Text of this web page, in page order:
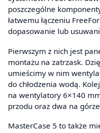
poszczególne
łatwemu łączeniu
dopasowanie lub
Pierwszym z nich jest
montażu na zatrzask.
umieścimy w nim
do chłodzenia wodą.
na wentylatory 6×140
przodu oraz dwa na
MasterCase 5 to także